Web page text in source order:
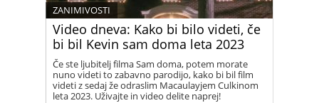
Video dneva: Kako bi bilo videti, če
bi bil Kevin sam doma leta 2023
ZANIMIVOSTI
Če ste ljubitelj filma Sam doma, potem morate
nuno videti to zabavno parodijo, kako bi bil film
videti z sedaj že odraslim Macaulayjem Culkinom
leta 2023. Uživajte in video delite naprej!